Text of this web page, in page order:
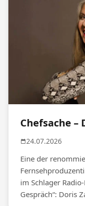
Chefsache –
24.07.2026
Eine der
im Schlager
Gespräch“: Doris